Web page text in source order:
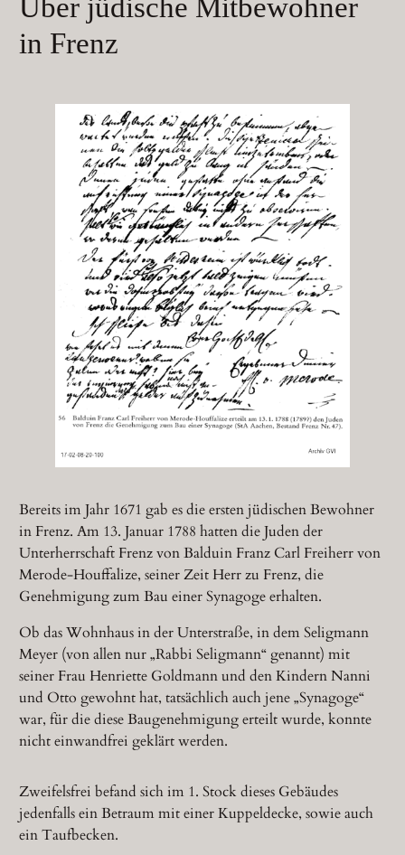
Über jüdische Mitbewohner
in Frenz
Bereits im Jahr 1671 gab es die ersten jüdischen Bewohner
in Frenz. Am 13. Januar 1788 hatten die Juden der
Unterherrschaft Frenz von Balduin Franz Carl Freiherr von
Merode-Houffalize, seiner Zeit Herr zu Frenz, die
Genehmigung zum Bau einer Synagoge erhalten.
Ob das Wohnhaus in der Unterstraße, in dem Seligmann
Meyer (von allen nur „Rabbi Seligmann“ genannt) mit
seiner Frau Henriette Goldmann und den Kindern Nanni
und Otto gewohnt hat, tatsächlich auch jene „Synagoge“
war, für die diese Baugenehmigung erteilt wurde, konnte
nicht einwandfrei geklärt werden.
Zweifelsfrei befand sich im 1. Stock dieses Gebäudes
jedenfalls ein Betraum mit einer Kuppeldecke, sowie auch
ein Taufbecken.